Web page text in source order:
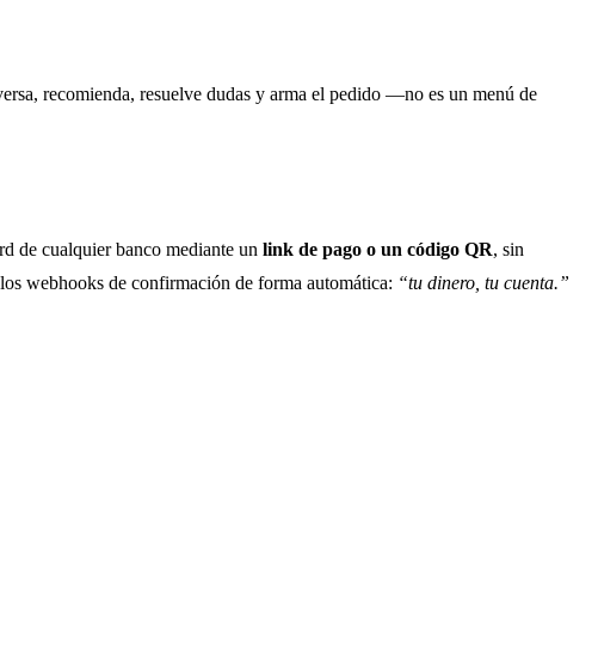
recomienda, resuelve dudas y arma el pedido —no es un menú de
de cualquier banco mediante un link de pago o un código QR, sin
webhooks de confirmación de forma automática: “tu dinero, tu cuenta.”